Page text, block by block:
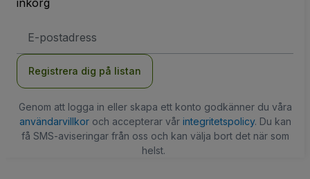
inkorg
postadress
Registrera dig på listan
Genom att logga in eller skapa ett konto godkänner du våra
användarvillkoroch accepterar vår integritetspolicy. Du kan
få SMS-aviseringar från oss och kan välja bort det när som
helst.